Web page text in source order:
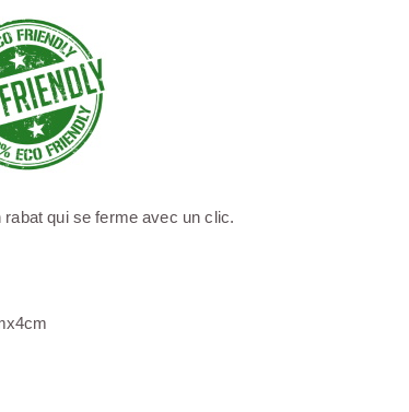
qui se ferme avec un clic.